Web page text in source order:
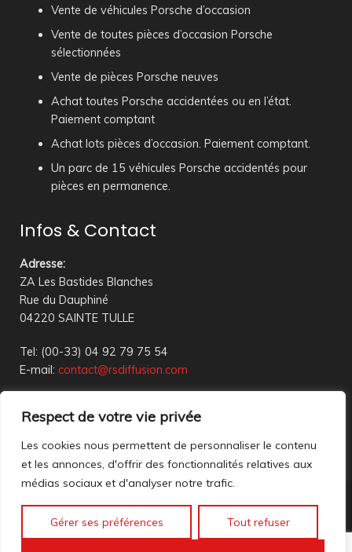
Respect de votre vie privée
Les cookies nous permettent de personnaliser le contenu
et les annonces, d'offrir des fonctionnalités relatives aux
médias sociaux et d'analyser notre trafic.
Gérer ses préférences Tout refuser
Vente de véhicules Porsche d’occasion
Vente de toutes pièces d’occasion Porsche
sélectionnées
Vente de pièces Porsche neuves
Achat toutes Porsche accidentées ou en l’état.
Paiement comptant
Achat lots pièces d’occasion. Paiement comptant.
Un parc de 15 véhicules Porsche accidentés pour
pièces en permanence.
Infos & Contact
Adresse:
ZA Les Bastides Blanches
Rue du Dauphiné
04220 SAINTE TULLE
Tel: (00-33) 04 92 79 75 54
E-mail: contact@rsdiffusion.com
18h00
Réception en magasin sur rendez-vous uniquement
Nous contacter
Mentions légales